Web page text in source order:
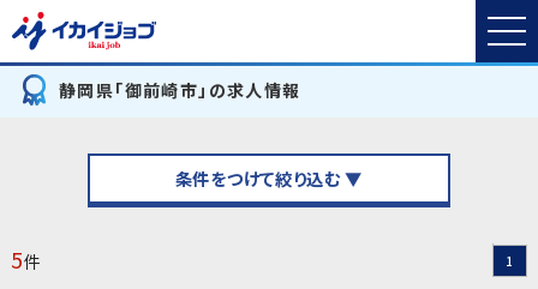
静岡県「御前崎市」の求人情報
条件をつけて絞り込む ▼
5件 1